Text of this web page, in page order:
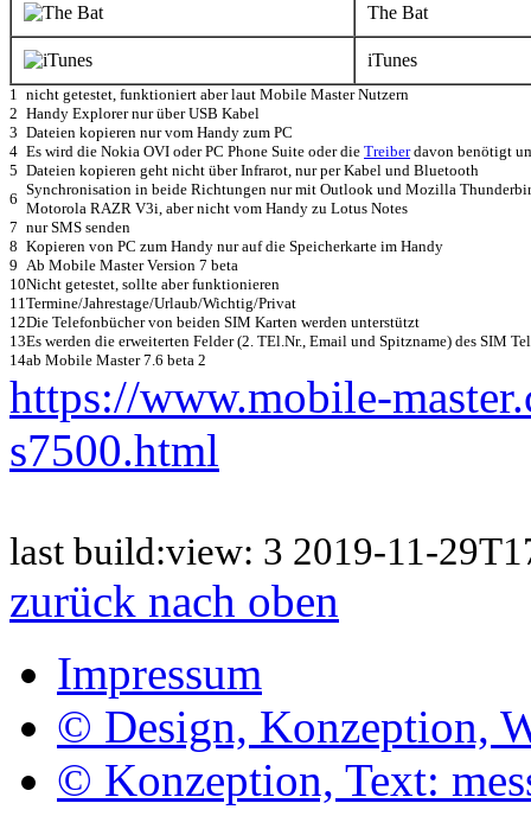
The Bat
iTunes
1
nicht getestet, funktioniert aber laut Mobile Master Nutzern
2 Handy Explorer nur über USB Kabel
3 Dateien kopieren nur vom Handy zum PC
4 Es wird die Nokia OVI oder PC Phone Suite oder die Treiberdavon benötigt
5 Dateien kopieren geht nicht über Infrarot, nur per Kabel und Bluetooth
6
Synchronisation in beide Richtungen nur mit Outlook und Mozilla
Motorola RAZR V3i, aber nicht vom Handy zu Lotus Notes
7 nur SMS senden
8 Kopieren von PC zum Handy nur auf die Speicherkarte im Handy
9 Ab Mobile Master Version 7 beta
10Nicht getestet, sollte aber funktionieren
11 Termine/Jahrestage/Urlaub/Wichtig/Privat
12Die Telefonbücher von beiden SIM Karten werden unterstützt
13Es werden die erweiterten Felder (2. TEl.Nr., Email und Spitzname) des SIM
14ab Mobile Master 7.6 beta 2
https://www.mobile-
s7500.html
last build:view: 3 2019-11-
zurück nach oben
Impressum
© Design, Konzeption,
© Konzeption, Text: